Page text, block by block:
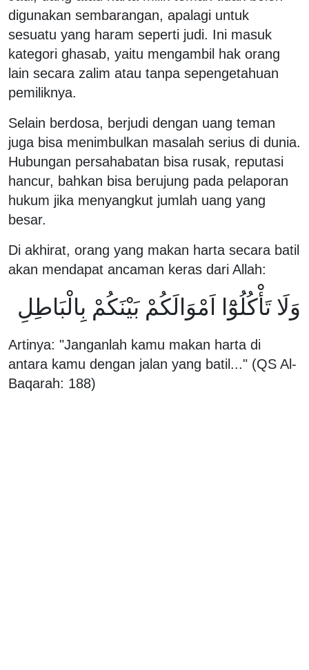
digunakan sembarangan, apalagi untuk
sesuatu yang haram seperti judi. Ini masuk
kategori ghasab, yaitu mengambil hak orang
lain secara zalim atau tanpa sepengetahuan
pemiliknya.
Selain berdosa, berjudi dengan uang teman
juga bisa menimbulkan masalah serius di dunia.
Hubungan persahabatan bisa rusak, reputasi
hancur, bahkan bisa berujung pada pelaporan
hukum jika menyangkut jumlah uang yang
besar.
Di akhirat, orang yang makan harta secara batil
akan mendapat ancaman keras dari Allah:
وَلَا تَأْكُلُوْٓا اَمْوَالَكُمْ بَيْنَكُمْ بِالْبَاطِلِ
Artinya: "Janganlah kamu makan harta di
antara kamu dengan jalan yang batil..." (QS Al-
Baqarah: 188)